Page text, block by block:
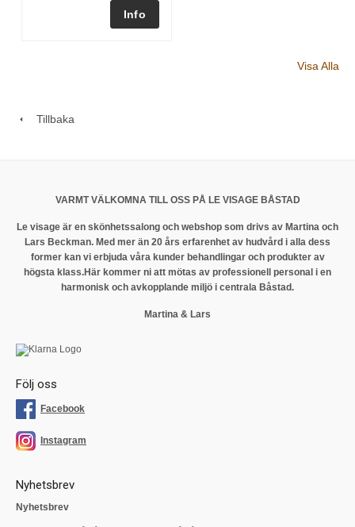
Visa Alla
Tillbaka
VARMT VÄLKOMNA TILL OSS PÅ LE VISAGE BÅSTAD
Le visage är en skönhetssalong och webshop som drivs av Martina och
Lars Beckman. Med mer än 20 års erfarenhet av hudvård i alla dess
former kan vi erbjuda våra kunder behandlingar och produkter av
högsta klass.Här kommer ni att mötas av professionell personal i en
harmonisk och avkopplande miljö i centrala Båstad.
Martina & Lars
Följ oss
Facebook
Instagram
Nyhetsbrev
Nyhetsbrev